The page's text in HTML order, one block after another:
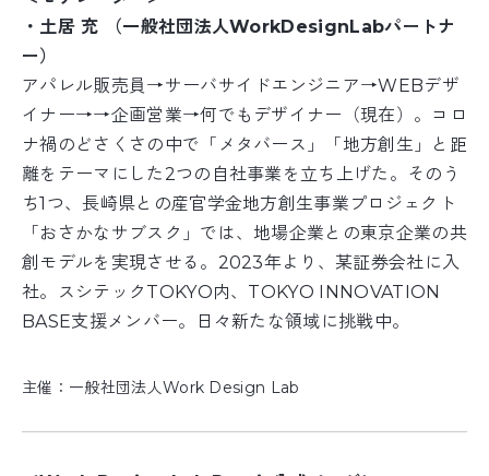
・土居 充 （一般社団法人WorkDesignLabパートナ
ー）
アパレル販売員→サーバサイドエンジニア→WEBデザ
イナー→→企画営業→何でもデザイナー（現在）。コロ
ナ禍のどさくさの中で「メタバース」「地方創生」と距
離をテーマにした2つの自社事業を立ち上げた。そのう
ち1つ、長崎県との産官学金地方創生事業プロジェクト
「おさかなサブスク」では、地場企業との東京企業の共
創モデルを実現させる。2023年より、某証券会社に入
社。スシテックTOKYO内、TOKYO INNOVATION
BASE支援メンバー。日々新たな領域に挑戦中。
主催：一般社団法人Work Design Lab